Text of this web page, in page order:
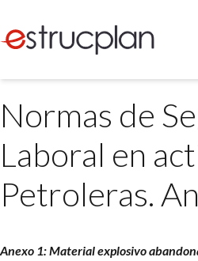
SERVICIOS
Medio Ambiente
Legislación
INGRESAR
Portal de Clientes
Normas de
Laboral en
Petroleras.
Anexo 1: Material explosivo